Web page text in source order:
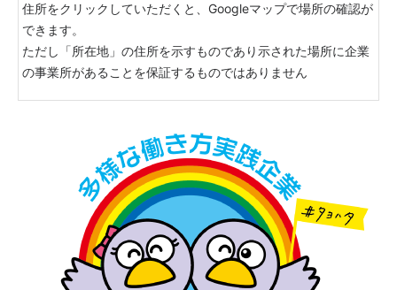
住所をクリックしていただくと、Googleマップで場所の確認が
できます。
ただし「所在地」の住所を示すものであり示された場所に企業
の事業所があることを保証するものではありません